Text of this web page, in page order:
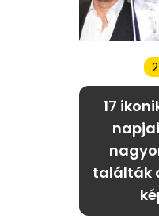
17
találták